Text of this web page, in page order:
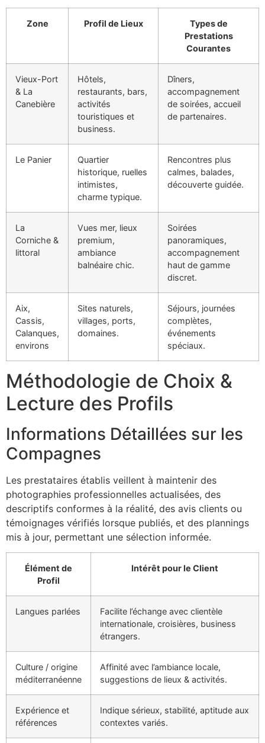
Zone Profil de Lieux
Types de
Prestations
Courantes
Vieux-Port
& La
Canebière
Hôtels,
restaurants, bars,
activités
touristiques et
business.
Dîners,
accompagnement
de soirées, accueil
de partenaires.
Le Panier
Quartier
historique, ruelles
intimistes,
charme typique.
Rencontres plus
calmes, balades,
découverte guidée.
La
Corniche &
littoral
Vues mer, lieux
premium,
ambiance
balnéaire chic.
Soirées
panoramiques,
accompagnement
haut de gamme
discret.
Aix,
Cassis,
Calanques,
environs
Sites naturels,
villages, ports,
domaines.
Séjours, journées
complètes,
événements
spéciaux.
Méthodologie de Choix &
Lecture des Profils
Informations Détaillées sur les
Compagnes
Les prestataires établis veillent à maintenir des
photographies professionnelles actualisées, des
descriptifs conformes à la réalité, des avis clients ou
témoignages vérifiés lorsque publiés, et des plannings
mis à jour, permettant une sélection informée.
Élément de
Profil
Intérêt pour le Client
Langues parlées
Facilite l’échange avec clientèle
internationale, croisières, business
étrangers.
Culture / origine
méditerranéenne
Affinité avec l’ambiance locale,
suggestions de lieux & activités.
Expérience et
références
Indique sérieux, stabilité, aptitude aux
contextes variés.